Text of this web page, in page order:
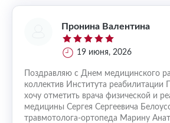
Пронина Валентина
19 июня, 2026
Поздравляю с Днем медицинского
коллектив Института
хочу отметить врача физической и
медицины Сергея Сергеевича
травмотолога-ортопеда Марину